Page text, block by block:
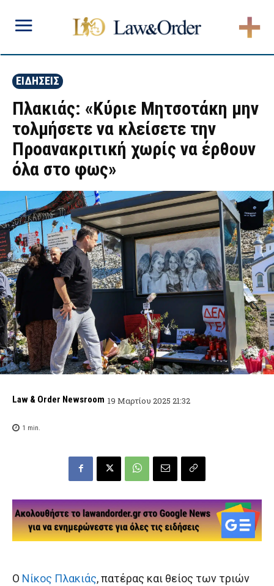
ΕΙΔΗΣΕΙΣ
Πλακιάς: «Κύριε Μητσοτάκη μην
τολμήσετε να κλείσετε την
Προανακριτική χωρίς να έρθουν
όλα στο φως»
Law & Order Newsroom 19 Μαρτίου 2025 21:32
1 min.
Ο Νίκος Πλακιάς, πατέρας και θείος των τριών